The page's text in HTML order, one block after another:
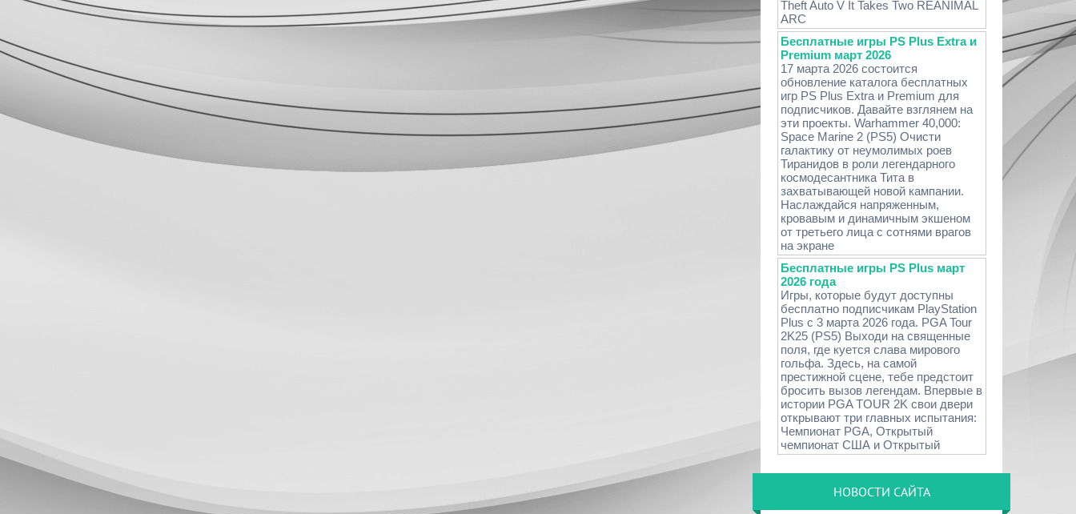
Theft Auto V It Takes Two REANIMAL
ARC
Бесплатные игры PS Plus Extra и
Premium март 2026
17 марта 2026 состоится
обновление каталога бесплатных
игр PS Plus Extra и Premium для
подписчиков. Давайте взглянем на
эти проекты. Warhammer 40,000:
Space Marine 2 (PS5) Очисти
галактику от неумолимых роев
Тиранидов в роли легендарного
космодесантника Тита в
захватывающей новой кампании.
Наслаждайся напряженным,
кровавым и динамичным экшеном
от третьего лица с сотнями врагов
на экране
Бесплатные игры PS Plus март
2026 года
Игры, которые будут доступны
бесплатно подписчикам PlayStation
Plus с 3 марта 2026 года. PGA Tour
2K25 (PS5) Выходи на священные
поля, где куется слава мирового
гольфа. Здесь, на самой
престижной сцене, тебе предстоит
бросить вызов легендам. Впервые в
истории PGA TOUR 2K свои двери
открывают три главных испытания:
Чемпионат PGA, Открытый
чемпионат США и Открытый
НОВОСТИ САЙТА